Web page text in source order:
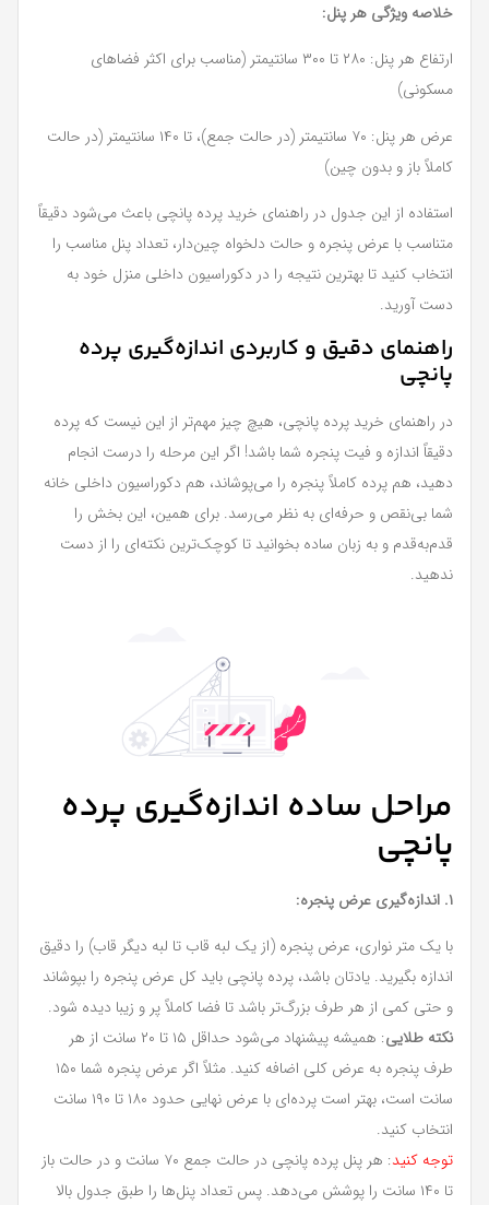
خلاصه ویژگی هر پنل:
ارتفاع هر پنل: ۲۸۰ تا ۳۰۰ سانتیمتر (مناسب برای اکثر فضاهای
مسکونی)
عرض هر پنل: ۷۰ سانتیمتر (در حالت جمع)، تا ۱۴۰ سانتیمتر (در حالت
کاملاً باز و بدون چین)
استفاده از این جدول در راهنمای خرید پرده پانچی باعث می‌شود دقیقاً
متناسب با عرض پنجره و حالت دلخواه چین‌دار، تعداد پنل مناسب را
انتخاب کنید تا بهترین نتیجه را در دکوراسیون داخلی منزل خود به
دست آورید.
راهنمای دقیق و کاربردی اندازه‌گیری پرده
پانچی
در راهنمای خرید پرده پانچی، هیچ چیز مهم‌تر از این نیست که پرده
دقیقاً اندازه و فیت پنجره شما باشد! اگر این مرحله را درست انجام
دهید، هم پرده کاملاً پنجره را می‌پوشاند، هم دکوراسیون داخلی خانه
شما بی‌نقص و حرفه‌ای به نظر می‌رسد. برای همین، این بخش را
قدم‌به‌قدم و به زبان ساده بخوانید تا کوچک‌ترین نکته‌ای را از دست
ندهید.
مراحل ساده اندازه‌گیری پرده
پانچی
۱. اندازه‌گیری عرض پنجره:
با یک متر نواری، عرض پنجره (از یک لبه قاب تا لبه دیگر قاب) را دقیق
اندازه بگیرید. یادتان باشد، پرده پانچی باید کل عرض پنجره را بپوشاند
و حتی کمی از هر طرف بزرگ‌تر باشد تا فضا کاملاً پر و زیبا دیده شود.
نکته طلایی
: همیشه پیشنهاد می‌شود حداقل ۱۵ تا ۲۰ سانت از هر
طرف پنجره به عرض کلی اضافه کنید. مثلاً اگر عرض پنجره شما ۱۵۰
سانت است، بهتر است پرده‌ای با عرض نهایی حدود ۱۸۰ تا ۱۹۰ سانت
انتخاب کنید.
توجه کنید
: هر پنل پرده پانچی در حالت جمع ۷۰ سانت و در حالت باز
تا ۱۴۰ سانت را پوشش می‌دهد. پس تعداد پنل‌ها را طبق جدول بالا